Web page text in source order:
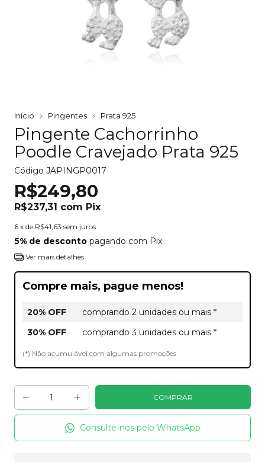
Início Pingentes Prata 925
Pingente Cachorrinho
Poodle Cravejado Prata 925
Código JAPINGP0017
R$249,80
R$237,31 com Pix
6 x de R$41,63 sem juros
5% de desconto pagando com Pix
Ver mais detalhes
Compre mais, pague menos!
20% OFF
comprando 2 unidades ou mais *
30% OFF
comprando 3 unidades ou mais *
(*) Não acumulável com algumas promoções
Consulte-nos pelo WhatsApp